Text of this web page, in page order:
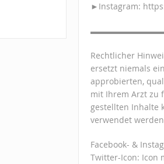
►Instagram:
Rechtlicher
ersetzt niemals
approbierten,
mit Ihrem Arzt zu
gestellten Inhalte
verwendet
Facebook- &
Twitter-Icon: Icon